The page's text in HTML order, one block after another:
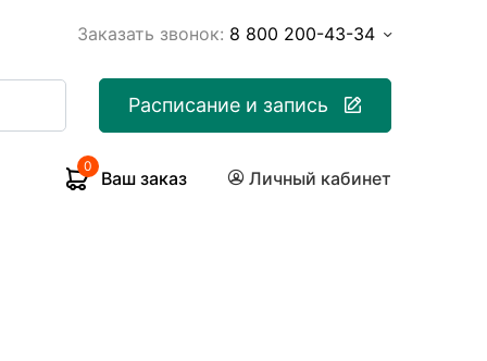
Заказать звонок: 8 800 200-43-34
Расписание и запись
0
Ваш заказ Личный кабинет